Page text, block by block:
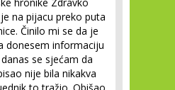
na pijacu preko puta
Činilo mi se da je
donesem informaciju
se sjećam da
nije bila nikakva